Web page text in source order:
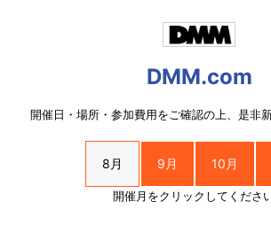
DMM.com
開催日・場所・参加費用をご確認の上、是非
8月 9月 10月
開催月をクリックしてください